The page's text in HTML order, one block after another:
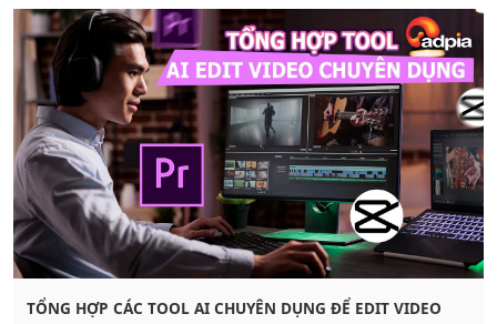
TỔNG HỢP CÁC TOOL AI CHUYÊN DỤNG ĐỂ EDIT VIDEO